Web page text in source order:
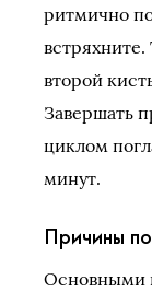
ритмично
второй
Завершать
циклом
минут.
Причины
Основными